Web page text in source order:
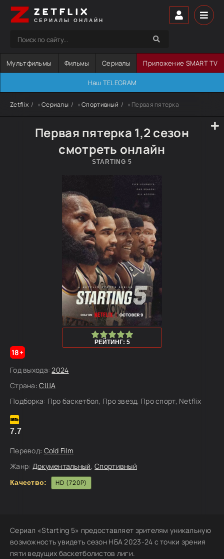
ZETFLIX
СЕРИАЛЫ ОНЛАЙН
Мультфильмы Фильмы Сериалы Приложение SMART TV
Наш TELEGRAM
Zetflix »Сериалы »Спортивный » Первая пятерка
Первая пятерка 1,2 сезон
смотреть онлайн
STARTING 5
4
5
РЕЙТИНГ: 5
18+
Год выхода: 2024
Страна: США
Подборка: Про баскетбол, Про звезд, Про спорт, Netflix
7.7
Перевод: Cold Film
Жанр: Документальный,Спортивный
Качество: HD (720P)
Сериал «Starting 5» предоставляет зрителям уникальную
возможность увидеть сезон НБА 2023-24 с точки зрения
пяти ведущих баскетболистов лиги.